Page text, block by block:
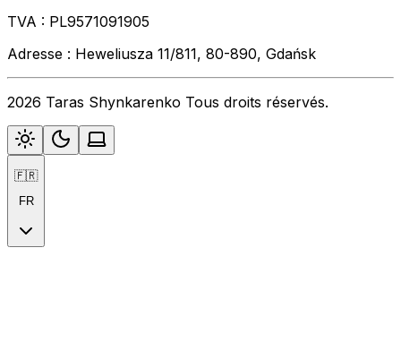
TVA : PL9571091905
Adresse : Heweliusza 11/811, 80-890, Gdańsk
2026 Taras Shynkarenko Tous droits réservés.
🇫🇷
FR